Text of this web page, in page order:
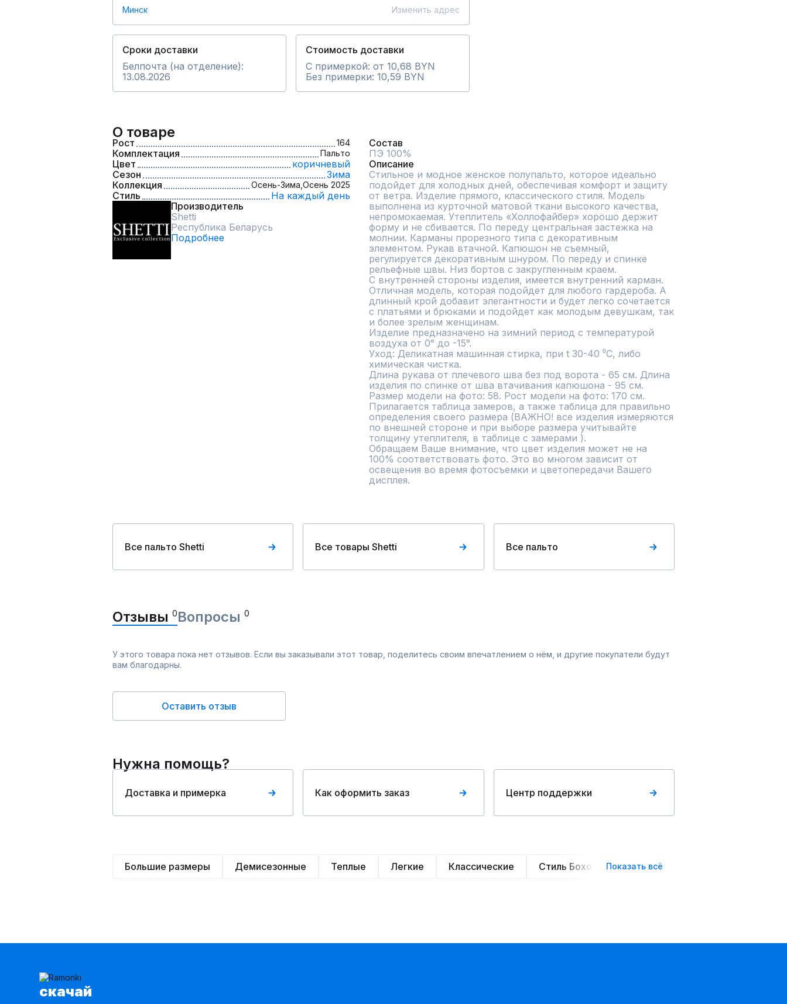
Минск Изменить адрес
Сроки доставки
Белпочта (на отделение):
13.08.2026
Стоимость доставки
С примеркой: от 10,68 BYN
Без примерки: 10,59 BYN
О товаре
Рост 164
Комплектация Пальто
Цвет
коричневый
Сезон
Зима
Коллекция
Осень-Зима, Осень 2025
Стиль
На каждый день
Производитель
Shetti
Республика Беларусь
Подробнее
Состав
ПЭ 100%
Описание
Стильное и модное женское полупальто, которое идеально
подойдет для холодных дней, обеспечивая комфорт и защиту
от ветра. Изделие прямого, классического стиля. Модель
выполнена из курточной матовой ткани высокого качества,
непромокаемая. Утеплитель «Холлофайбер» хорошо держит
форму и не сбивается. По переду центральная застежка на
молнии. Карманы прорезного типа с декоративным
элементом. Рукав втачной. Капюшон не съемный,
регулируется декоративным шнуром. По переду и спинке
рельефные швы. Низ бортов с закругленным краем.
С внутренней стороны изделия, имеется внутренний карман.
Отличная модель, которая подойдет для любого гардероба. А
длинный крой добавит элегантности и будет легко сочетается
с платьями и брюками и подойдет как молодым девушкам, так
и более зрелым женщинам.
Изделие предназначено на зимний период с температурой
воздуха от 0° до -15°.
Уход: Деликатная машинная стирка, при t 30-40 ⁰C, либо
химическая чистка.
Длина рукава от плечевого шва без под ворота - 65 см. Длина
изделия по спинке от шва втачивания капюшона - 95 см.
Размер модели на фото: 58. Рост модели на фото: 170 см.
Прилагается таблица замеров, а также таблица для правильно
определения своего размера (ВАЖНО! все изделия измеряются
по внешней стороне и при выборе размера учитывайте
толщину утеплителя, в таблице с замерами ).
Обращаем Ваше внимание, что цвет изделия может не на
100% соответствовать фото. Это во многом зависит от
освещения во время фотосъемки и цветопередачи Вашего
дисплея.
Все пальто Shetti Все товары Shetti Все пальто
Отзывы 0Вопросы 0
У этого товара пока нет отзывов. Если вы заказывали этот товар, поделитесь своим впечатлением о нём, и другие покупатели будут
вам благодарны.
Оставить отзыв
Нужна помощь?
Доставка и примерка Как оформить заказ Центр поддержки
Большие размеры Демисезонные Теплые Легкие Классические Стиль Бохо Элегантные
Показать всё
cкачай